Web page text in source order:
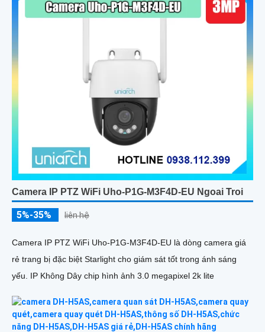
Camera IP PTZ WiFi Uho-P1G-M3F4D-EU Ngoai Troi
5%-35% liên hệ
Camera IP PTZ WiFi Uho-P1G-M3F4D-EU là dòng camera giá
rẻ trang bị đặc biệt Starlight cho giám sát tốt trong ánh sáng
yếu. IP Không Dây chip hình ảnh 3.0 megapixel 2k lite